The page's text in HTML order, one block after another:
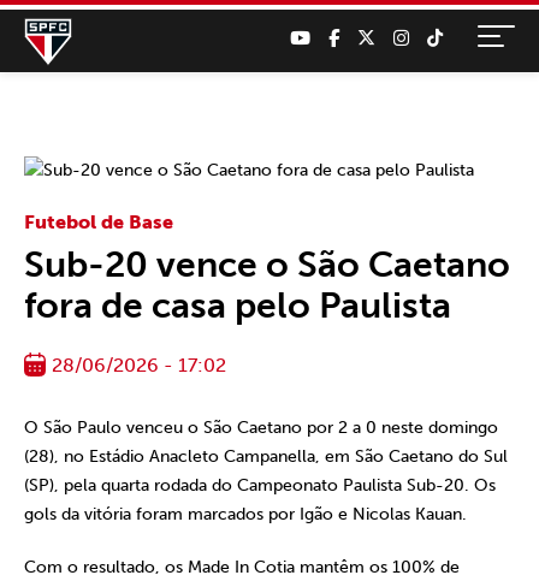
Futebol de Base
Sub-20 vence o São Caetano
fora de casa pelo Paulista
28/06/2026 - 17:02
O São Paulo venceu o São Caetano por 2 a 0 neste domingo
(28), no Estádio Anacleto Campanella, em São Caetano do Sul
(SP), pela quarta rodada do Campeonato Paulista Sub-20. Os
gols da vitória foram marcados por Igão e Nicolas Kauan.
Com o resultado, os Made In Cotia mantêm os 100% de